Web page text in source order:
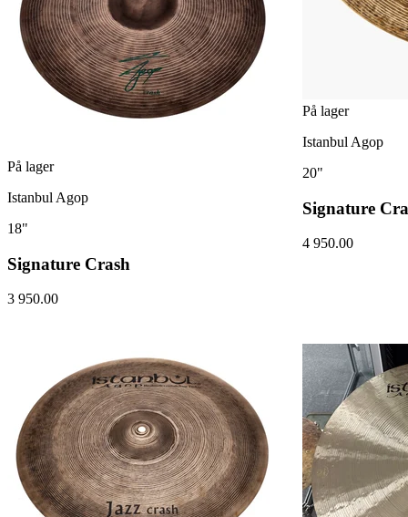
På lager
Istanbul Agop
18"
Signature Crash
3 950.00
På lager
Istanbul Agop
20"
Signature
4 950.00